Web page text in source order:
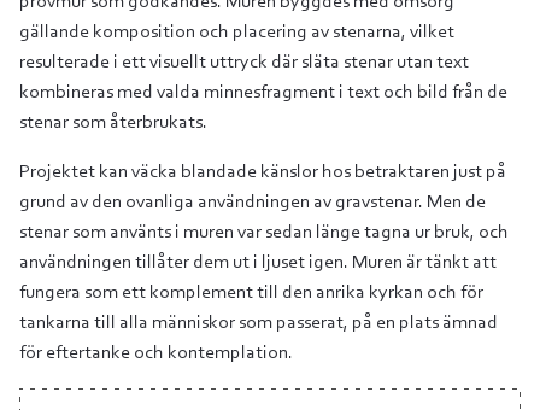
gällande komposition och placering av stenarna, vilket
resulterade i ett visuellt uttryck där släta stenar utan text
kombineras med valda minnesfragment i text och bild från de
stenar som återbrukats.
Projektet kan väcka blandade känslor hos betraktaren just på
grund av den ovanliga användningen av gravstenar. Men de
stenar som använts i muren var sedan länge tagna ur bruk, och
användningen tillåter dem ut i ljuset igen. Muren är tänkt att
fungera som ett komplement till den anrika kyrkan och för
tankarna till alla människor som passerat, på en plats ämnad
för eftertanke och kontemplation.